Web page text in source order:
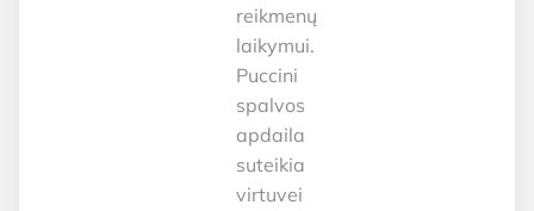
reikmenų
laikymui.
Puccini
spalvos
apdaila
suteikia
virtuvei